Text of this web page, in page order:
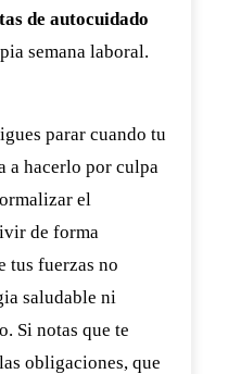
de autocuidado
semana laboral.
parar cuando tu
a hacerlo por culpa
el
de forma
tus fuerzas no
saludable ni
Si notas que te
obligaciones, que